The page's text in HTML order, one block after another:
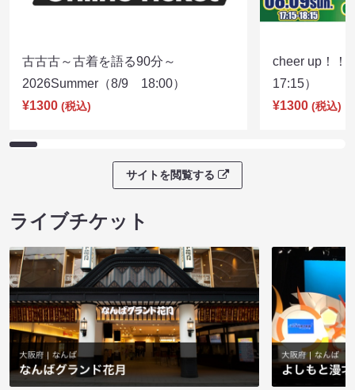
古古古～古着を語る90分～
2026Summer（8/9 18:00）
¥1300 (税込)
cheer up！
17:15）
¥1300 (税込)
サイトを閲覧する
ライブチケット